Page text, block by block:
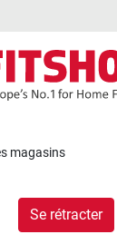
magasins
Se rétracter